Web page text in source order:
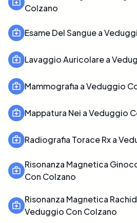
Colzano
Esame Del Sangue a
Lavaggio Auricolare a
Mammografia a Veduggio
Mappatura Nei a Veduggio
Radiografia Torace Rx a
Risonanza Magnetica
Con Colzano
Risonanza Magnetica
Veduggio Con Colzano